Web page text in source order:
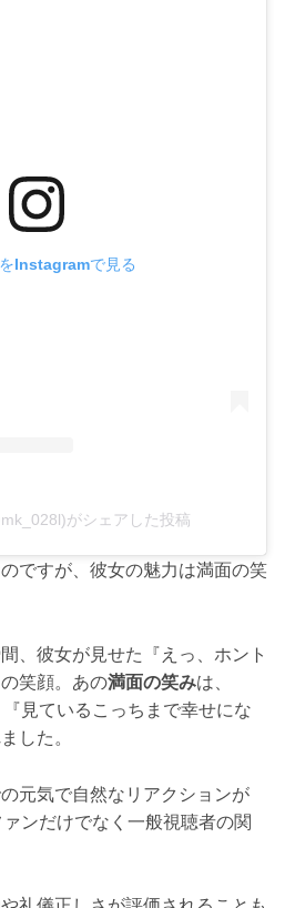
Instagramで見る
がシェアした投稿
ですが、彼女の魅力は満面の笑
、彼女が見せた『えっ、ホント
笑顔。あの満面の笑みは、
見ているこっちまで幸せにな
した。
元気で自然なリアクションが
ンだけでなく一般視聴者の関